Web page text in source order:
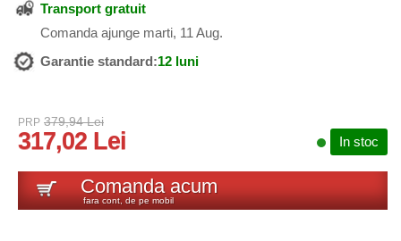
Transport gratuit
Comanda ajunge marti, 11 Aug.
Garantie standard:12 luni
PRP 379,94 Lei
317,02 Lei In stoc
Comanda acum
fara cont, de pe mobil